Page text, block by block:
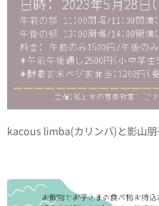
kacous limba(カリンバ)と影山